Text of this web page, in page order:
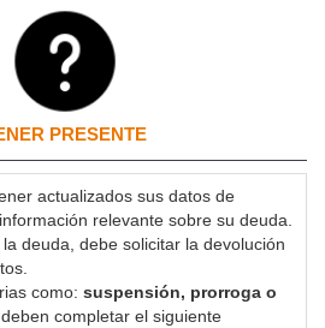
PRESENTE
actualizados sus datos de
relevante sobre su deuda.
deuda, debe solicitar la devolución
como: suspensión, prorroga o
, deben completar el siguiente